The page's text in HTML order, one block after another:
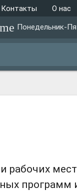
Контакты О нас
Понедельник-
рабочих мест
программ